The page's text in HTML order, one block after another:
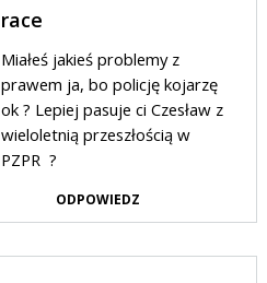
race
Miałeś jakieś problemy z
prawem ja, bo policję kojarzę
ok ? Lepiej pasuje ci Czesław z
wieloletnią przeszłością w
PZPR ?
ODPOWIEDZ